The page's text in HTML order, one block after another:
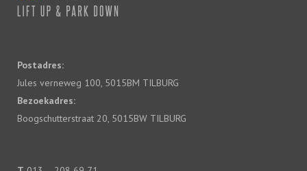
Postadres:
Jules verneweg 100, 5015BM TILBURG
Bezoekadres:
Boogschutterstraat 20, 5015BW TILBURG